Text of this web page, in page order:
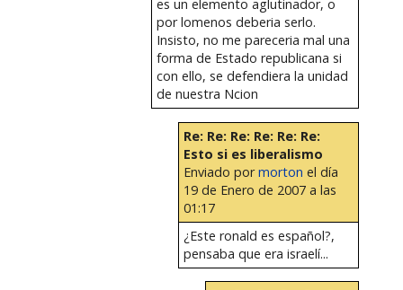
es un elemento aglutinador, o
por lomenos deberia serlo.
Insisto, no me pareceria mal una
forma de Estado republicana si
con ello, se defendiera la unidad
de nuestra Ncion
Re: Re: Re: Re: Re: Re:
Esto si es liberalismo
Enviado pormorton el día
19 de Enero de 2007 a las
01:17
¿Este ronald es español?,
pensaba que era israelí...